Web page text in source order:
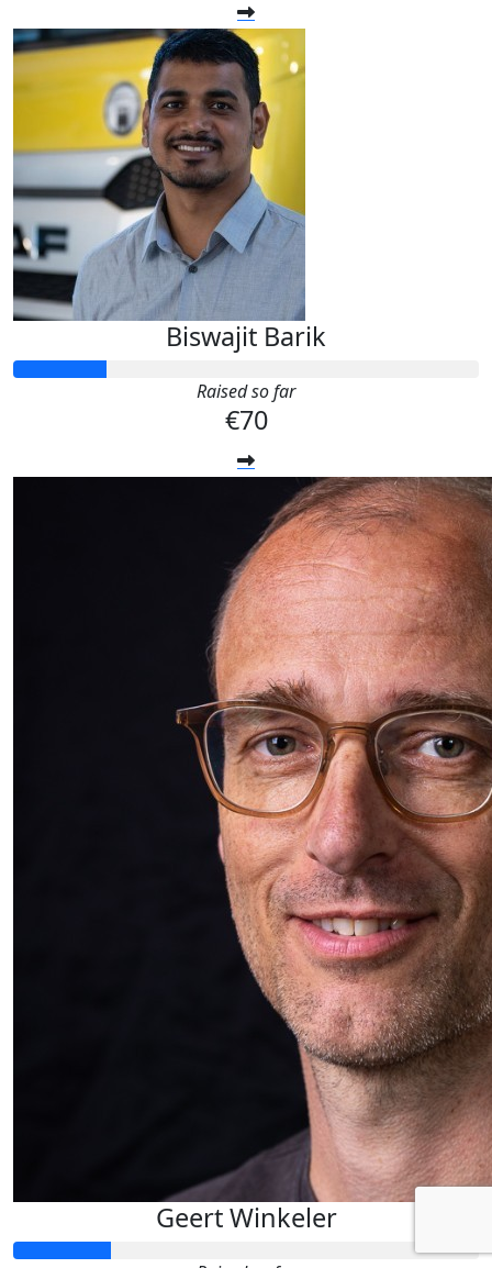
Biswajit Barik
Raised so far
€70
Geert Winkeler